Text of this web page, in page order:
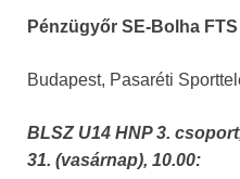
Pénzügyőr SE-Bolha FTS
Budapest, Pasaréti
BLSZ U14 HNP 3.
31. (vasárnap), 10.00: